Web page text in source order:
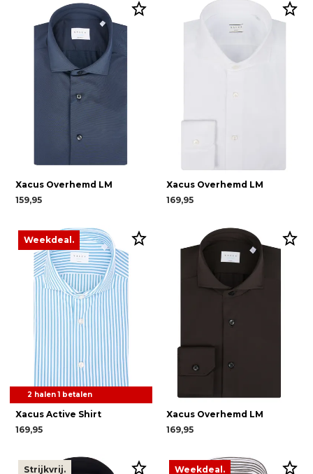
Xacus Overhemd LM
159,95
Xacus Overhemd LM
169,95
Weekdeal.
2 halen 1 betalen
Xacus Active Shirt
169,95
Xacus Overhemd LM
169,95
Strijkvrij. Weekdeal.